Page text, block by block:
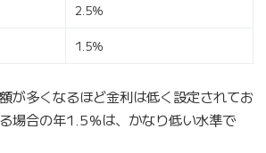
2.5％
1.5％
が多くなるほど金利は低く設定されてお
場合の年1.5％は、かなり低い水準で